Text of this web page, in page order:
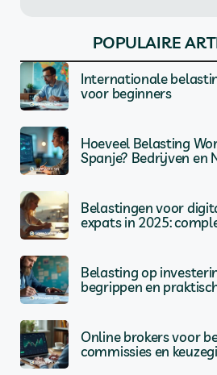
POPULAIRE
Internationale
voor beginners
Hoeveel Belasting
Spanje? Bedrijven en
Belastingen voor
expats in 2025:
Belasting op
begrippen en
Online brokers voor
commissies en